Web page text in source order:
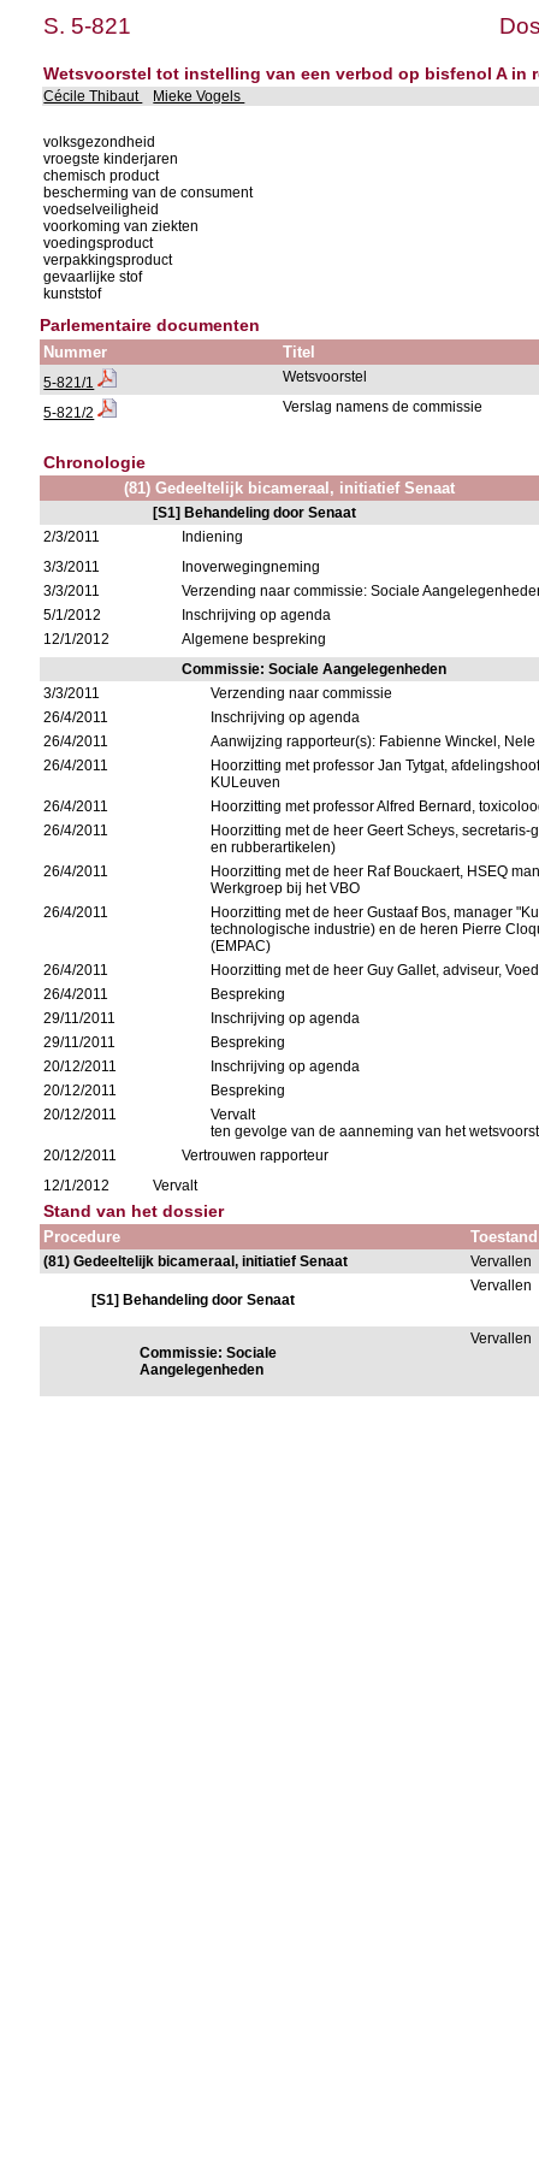
S. 5-821
Wetsvoorstel tot instelling van een verbod op bisfenol A in
Cécile Thibaut Mieke Vogels
volksgezondheid
vroegste kinderjaren
chemisch product
bescherming van de consument
voedselveiligheid
voorkoming van ziekten
voedingsproduct
verpakkingsproduct
gevaarlijke stof
kunststof
Parlementaire documenten
Nummer Titel
5-821/1 Wetsvoorstel
5-821/2 Verslag namens de commissie
Chronologie
(81) Gedeeltelijk bicameraal, initiatief Senaat
[S1] Behandeling door Senaat
2/3/2011
Indiening
3/3/2011
Inoverwegingneming
3/3/2011
Verzending naar commissie: Sociale
5/1/2012
Inschrijving op agenda
12/1/2012
Algemene bespreking
Commissie: Sociale Aangelegenheden
3/3/2011
Verzending naar commissie
26/4/2011
Inschrijving op agenda
26/4/2011
Aanwijzing rapporteur(s): Fabienne Winckel,
26/4/2011
Hoorzitting met professor Jan Tytgat,
KULeuven
26/4/2011
Hoorzitting met professor Alfred Bernard,
26/4/2011
Hoorzitting met de heer Geert Scheys,
en rubberartikelen)
26/4/2011
Hoorzitting met de heer Raf Bouckaert, HSEQ
Werkgroep bij het VBO
26/4/2011
Hoorzitting met de heer Gustaaf Bos, manager
technologische industrie) en de heren Pierre
(EMPAC)
26/4/2011
Hoorzitting met de heer Guy Gallet, adviseur,
26/4/2011
Bespreking
29/11/2011
Inschrijving op agenda
29/11/2011
Bespreking
20/12/2011
Inschrijving op agenda
20/12/2011
Bespreking
20/12/2011
Vervalt
ten gevolge van de aanneming van het
20/12/2011
Vertrouwen rapporteur
12/1/2012
Vervalt
Stand van het dossier
Procedure Toestand
(81) Gedeeltelijk bicameraal, initiatief Senaat Vervallen
[S1] Behandeling door Senaat
Vervallen
Commissie: Sociale
Aangelegenheden
Vervallen